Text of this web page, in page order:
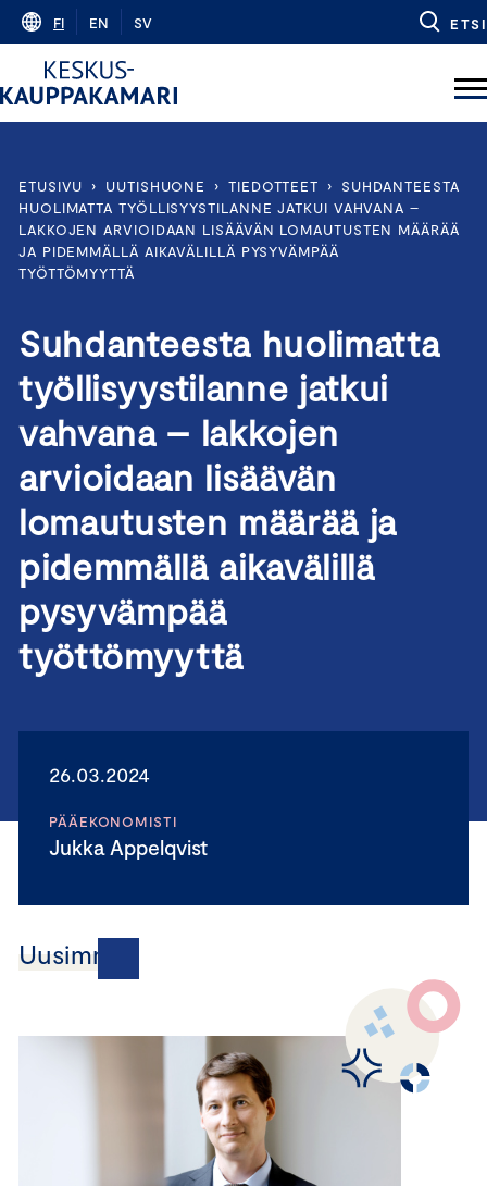
Skip
content
FI EN SV ETSI
ETUSIVU › UUTISHUONE › TIEDOTTEET ›
SUHDANTEESTA
HUOLIMATTA TYÖLLISYYSTILANNE JATKUI VAHVANA –
LAKKOJEN ARVIOIDAAN LISÄÄVÄN LOMAUTUSTEN MÄÄRÄÄ
JA PIDEMMÄLLÄ AIKAVÄLILLÄ PYSYVÄMPÄÄ
TYÖTTÖMYYTTÄ
Suhdanteesta huolimatta
työllisyystilanne jatkui
vahvana – lakkojen
arvioidaan lisäävän
lomautusten määrää ja
pidemmällä aikavälillä
pysyvämpää
työttömyyttä
26.03.2024
PÄÄEKONOMISTI
Jukka Appelqvist
Uusimmat